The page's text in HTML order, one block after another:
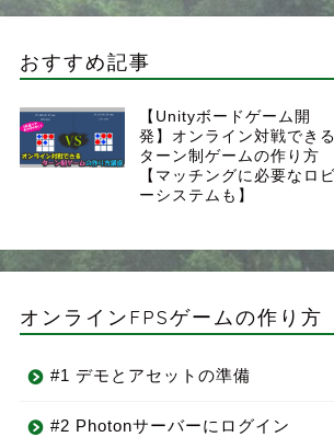
おすすめ記事
【Unityボードゲーム開
発】オンライン対戦できる
ターン制ゲームの作り方
【マッチングに必要なロビ
ーシステムも】
オンラインFPSゲームの作り方
#1 デモとアセットの準備
#2 Photonサーバーにログイン